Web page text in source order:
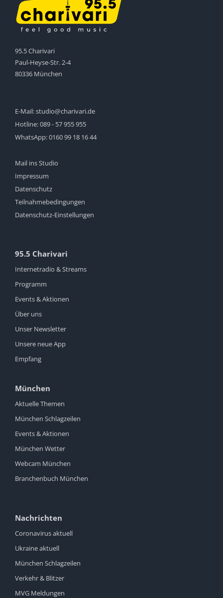
95.5 Charivari
Paul-Heyse-Str. 2-4
80336 München
E-Mail:studio@charivari.de
Hotline:089 - 57 955 955
WhatsApp:0160 99 18 16 44
Mail ins Studio
Impressum
Datenschutz
Teilnahmebedingungen
Datenschutz-Einstellungen
95.5 Charivari
Internetradio & Streams
Programm
Events & Aktionen
Über uns
Unser Newsletter
Unsere neue App
Empfang
München
Aktuelle Themen
München Schlagzeilen
Events & Aktionen
München Wetter
Webcam München
Branchenbuch München
Nachrichten
Coronavirus aktuell
Ukraine aktuell
München Schlagzeilen
Verkehr & Blitzer
MVG Meldungen